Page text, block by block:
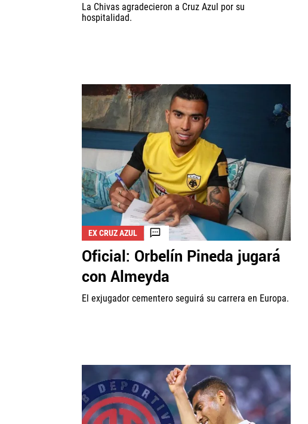
La Chivas agradecieron a Cruz Azul por su
hospitalidad.
EX CRUZ AZUL
Oficial: Orbelín Pineda jugará
con Almeyda
El exjugador cementero seguirá su carrera en Europa.